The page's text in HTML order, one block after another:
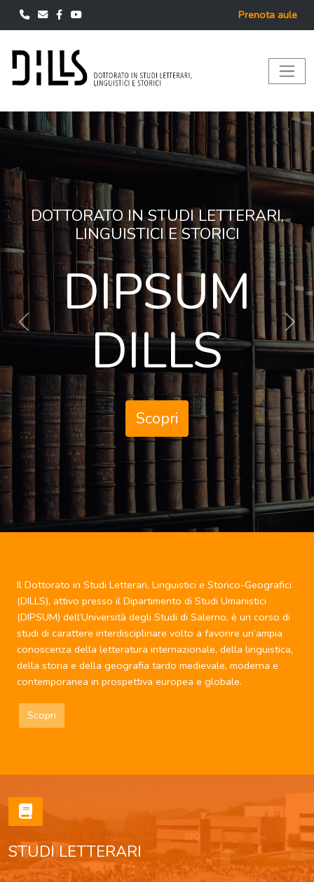
Prenota aule
EVENTI
Scopri
Previous Next
Il Dottorato in Studi Letterari, Linguistici e Storico-Geografici
(DILLS), attivo presso il Dipartimento di Studi Umanistici
(DIPSUM) dell’Università degli Studi di Salerno, è un corso di
studi di carattere interdisciplinare volto a favorire un’ampia
conoscenza della letteratura internazionale, della linguistica,
della storia e della geografia tardo medievale, moderna e
contemporanea in prospettiva europea e globale.
Scopri
STUDI LETTERARI